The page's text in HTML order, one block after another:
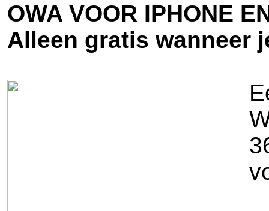
OWA VOOR IPHONE
Alleen gratis wanneer